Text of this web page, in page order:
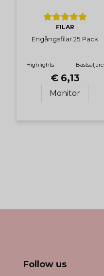
FILAR
Engångsfilar 25 Pack
Highlights Bästsäljare
€ 6,13
Monitor
Follow us